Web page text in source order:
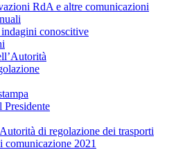
RdA e altre comunicazioni
conoscitive
Presidente
di regolazione dei trasporti
comunicazione 2021